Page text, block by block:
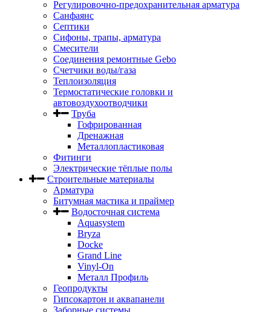
Регулировочно-предохранительная арматура
Санфаянс
Септики
Сифоны, трапы, арматура
Смесители
Соединения ремонтные Gebo
Счетчики воды/газа
Теплоизоляция
Термостатические головки и
автовоздухоотводчики
Труба
Гофрированная
Дренажная
Металлопластиковая
Фитинги
Электрические тёплые полы
Строительные материалы
Арматура
Битумная мастика и праймер
Водосточная система
Aquasystem
Bryza
Docke
Grand Line
Vinyl-On
Металл Профиль
Геопродукты
Гипсокартон и аквапанели
Заборные системы